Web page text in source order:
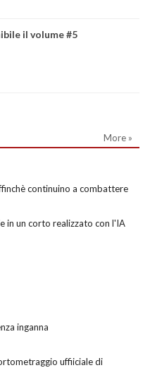
il volume #5
More »
continuino a combattere
in un corto realizzato con l'IA
inganna
uffiiciale di